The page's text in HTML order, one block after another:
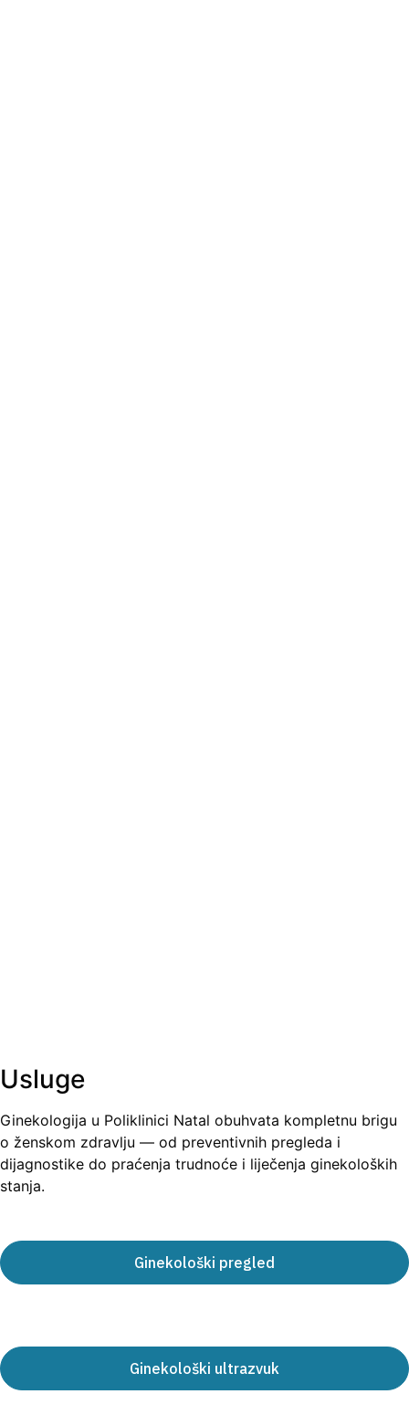
Usluge
Ginekologija u Poliklinici Natal obuhvata kompletnu brigu
o ženskom zdravlju — od preventivnih pregleda i
dijagnostike do praćenja trudnoće i liječenja ginekoloških
stanja.
Ginekološki pregled
Ginekološki ultrazvuk